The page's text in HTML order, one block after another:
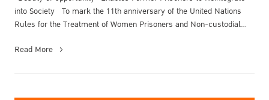
into Society To mark the 11th anniversary of the United Nations
Rules for the Treatment of Women Prisoners and Non-custodial
Read More